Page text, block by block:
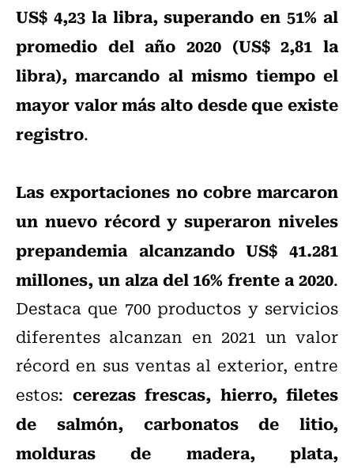
US$ 4,23 la libra, superando en 51% al
promedio del año 2020 (US$ 2,81 la
libra), marcando al mismo tiempo el
mayor valor más alto desde que existe
registro.
Las exportaciones no cobre marcaron
un nuevo récord y superaron niveles
prepandemia alcanzando US$ 41.281
millones, un alza del 16% frente a 2020.
Destaca que 700 productos y servicios
diferentes alcanzan en 2021 un valor
récord en sus ventas al exterior, entre
estos: cerezas frescas, hierro, filetes
de salmón, carbonatos de litio,
molduras de madera, plata,